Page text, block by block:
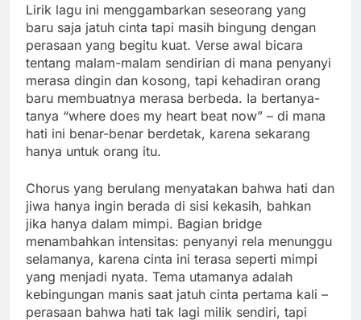
Lirik lagu ini menggambarkan seseorang yang
baru saja jatuh cinta tapi masih bingung dengan
perasaan yang begitu kuat. Verse awal bicara
tentang malam-malam sendirian di mana penyanyi
merasa dingin dan kosong, tapi kehadiran orang
baru membuatnya merasa berbeda. Ia bertanya-
tanya “where does my heart beat now” – di mana
hati ini benar-benar berdetak, karena sekarang
hanya untuk orang itu.
Chorus yang berulang menyatakan bahwa hati dan
jiwa hanya ingin berada di sisi kekasih, bahkan
jika hanya dalam mimpi. Bagian bridge
menambahkan intensitas: penyanyi rela menunggu
selamanya, karena cinta ini terasa seperti mimpi
yang menjadi nyata. Tema utamanya adalah
kebingungan manis saat jatuh cinta pertama kali –
perasaan bahwa hati tak lagi milik sendiri, tapi